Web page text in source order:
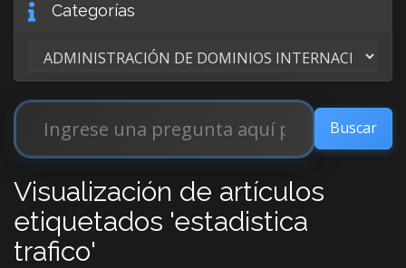
Categorías
Visualización de artículos
etiquetados 'estadistica
trafico'